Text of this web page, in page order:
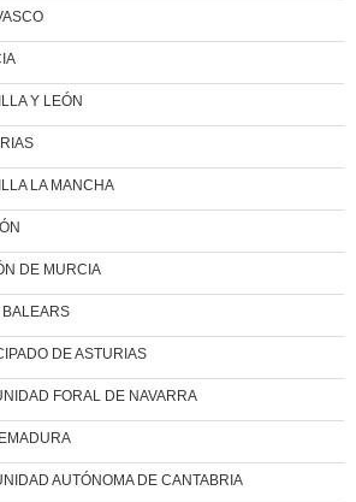
Y LEÓN
LA MANCHA
DE MURCIA
BALEARS
DE ASTURIAS
FORAL DE NAVARRA
AUTÓNOMA DE CANTABRIA